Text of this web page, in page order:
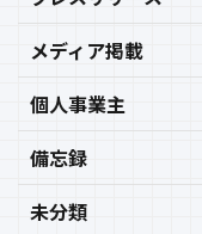
メディア掲載
個人事業主
備忘録
未分類